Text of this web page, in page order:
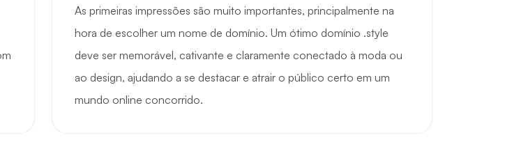
As primeiras impressões são muito importantes, principalmente na
hora de escolher um nome de domínio. Um ótimo domínio .style
deve ser memorável, cativante e claramente conectado à moda ou
ao design, ajudando a se destacar e atrair o público certo em um
mundo online concorrido.